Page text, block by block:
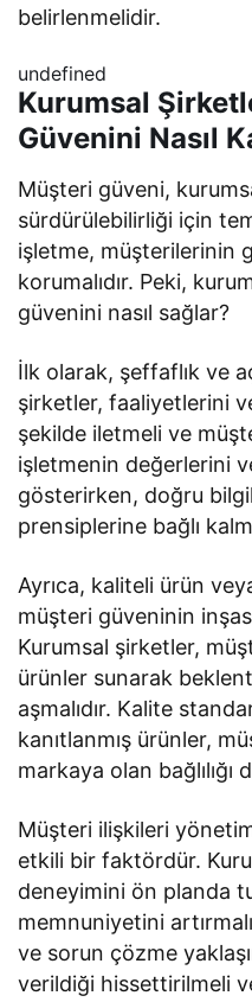
belirlenmelidir.
undefined
Kurumsal
Güvenini Nasıl
Müşteri güveni,
sürdürülebilirliği için
işletme, müşterilerinin
korumalıdır. Peki,
güvenini nasıl sağlar?
İlk olarak, şeffaflık ve
şirketler, faaliyetlerini
şekilde iletmeli ve
işletmenin değerlerini
gösterirken, doğru
prensiplerine bağlı
Ayrıca, kaliteli ürün
müşteri güveninin
Kurumsal şirketler,
ürünler sunarak
aşmalıdır. Kalite
kanıtlanmış ürünler,
markaya olan bağlılığı
Müşteri ilişkileri
etkili bir faktördür.
deneyimini ön planda
memnuniyetini
ve sorun çözme
verildiği hissettirilmeli